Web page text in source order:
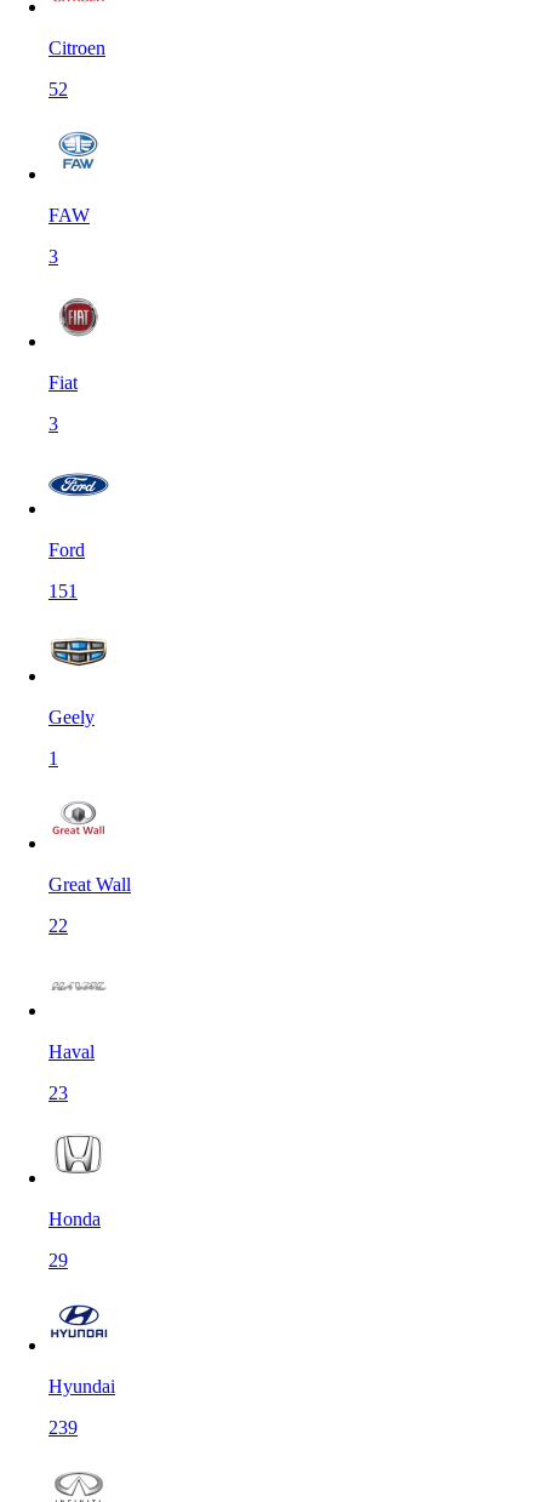
Citroen
52
FAW
3
Fiat
3
Ford
151
Geely
1
Great Wall
22
Haval
23
Honda
29
Hyundai
239